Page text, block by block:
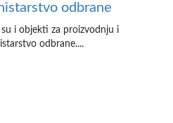
odbrane
i objekti za proizvodnju i
odbrane....